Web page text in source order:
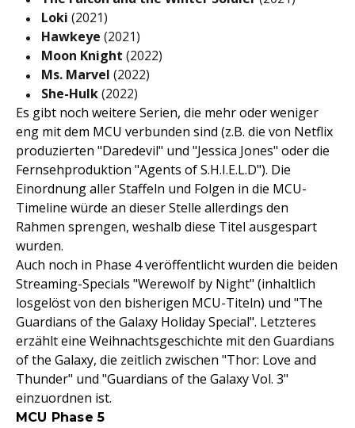
Loki (2021)
Hawkeye (2021)
Moon Knight (2022)
Ms. Marvel (2022)
She-Hulk(2022)
Es gibt noch weitere Serien, die mehr oder weniger
eng mit dem MCU verbunden sind (z.B. die von Netflix
produzierten "Daredevil" und "Jessica Jones" oder die
Fernsehproduktion "Agents of S.H.I.E.L.D"). Die
Einordnung aller Staffeln und Folgen in die MCU-
Timeline würde an dieser Stelle allerdings den
Rahmen sprengen, weshalb diese Titel ausgespart
wurden.
Auch noch in Phase 4 veröffentlicht wurden die beiden
Streaming-Specials "Werewolf by Night" (inhaltlich
losgelöst von den bisherigen MCU-Titeln) und "The
Guardians of the Galaxy Holiday Special". Letzteres
erzählt eine Weihnachtsgeschichte mit den Guardians
of the Galaxy, die zeitlich zwischen "Thor: Love and
Thunder" und "Guardians of the Galaxy Vol. 3"
einzuordnen ist.
MCU Phase 5